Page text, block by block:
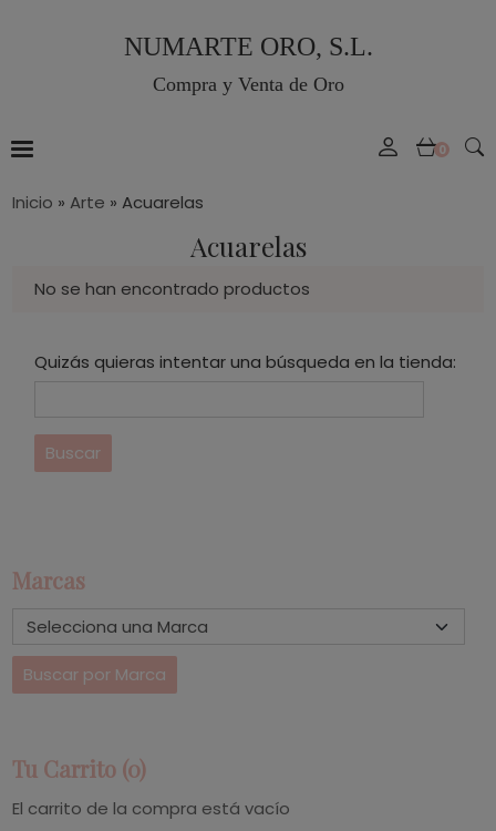
NUMARTE ORO, S.L.
Compra y Venta de Oro
0
Marcas
Tu Carrito (0)
El carrito de la compra está vacío
Inicio » Arte » Acuarelas
Acuarelas
No se han encontrado productos
Quizás quieras intentar una búsqueda en la tienda: